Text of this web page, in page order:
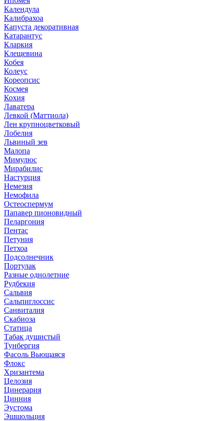
Календула
Калибрахоа
Капуста декоративная
Катарантус
Кларкия
Клещевина
Кобея
Колеус
Кореопсис
Космея
Кохия
Лаватера
Левкой (Маттиола)
Лен крупноцветковый
Лобелия
Львиный зев
Малопа
Мимулюс
Мирабилис
Настурция
Немезия
Немофила
Остеоспермум
Папавер пионовидный
Пеларгония
Пентас
Петуния
Петхоа
Подсолнечник
Портулак
Разные однолетние
Рудбекия
Сальвия
Сальпиглоссис
Санвиталия
Скабиоза
Статица
Табак душистый
Тунбергия
Фасоль Вьющаяся
Флокс
Хризантема
Целозия
Цинерария
Цинния
Эустома
Эшшольция